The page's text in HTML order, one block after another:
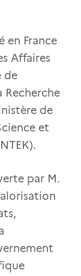
en France
Affaires
de
Recherche
de
et
par M.